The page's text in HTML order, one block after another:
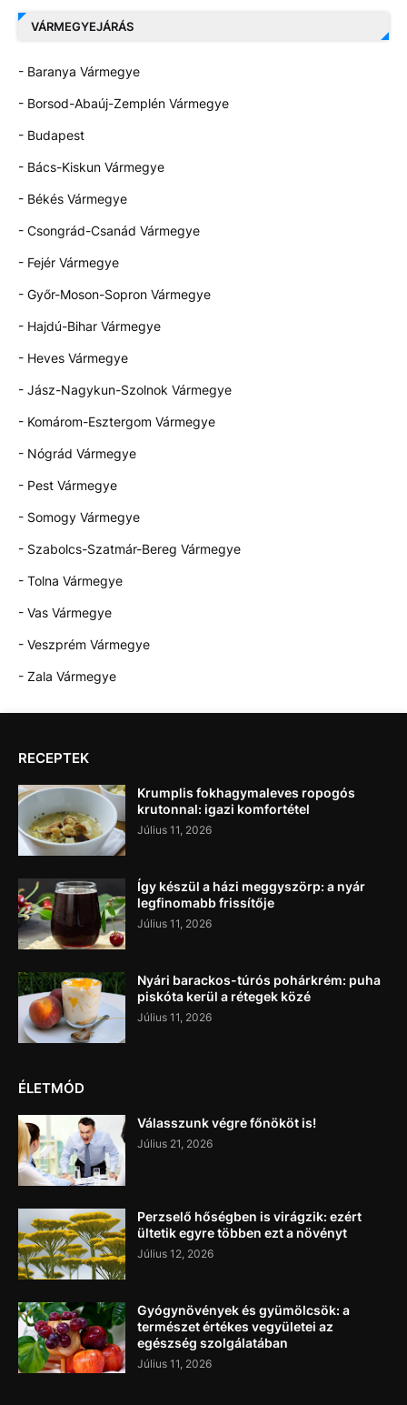
VÁRMEGYEJÁRÁS
- Baranya Vármegye
- Borsod-Abaúj-Zemplén Vármegye
- Budapest
- Bács-Kiskun Vármegye
- Békés Vármegye
- Csongrád-Csanád Vármegye
- Fejér Vármegye
- Győr-Moson-Sopron Vármegye
- Hajdú-Bihar Vármegye
- Heves Vármegye
- Jász-Nagykun-Szolnok Vármegye
- Komárom-Esztergom Vármegye
- Nógrád Vármegye
- Pest Vármegye
- Somogy Vármegye
- Szabolcs-Szatmár-Bereg Vármegye
- Tolna Vármegye
- Vas Vármegye
- Veszprém Vármegye
- Zala Vármegye
RECEPTEK
Krumplis fokhagymaleves ropogós
krutonnal: igazi komfortétel
Július 11, 2026
Így készül a házi meggyszörp: a nyár
legfinomabb frissítője
Július 11, 2026
Nyári barackos-túrós pohárkrém: puha
piskóta kerül a rétegek közé
Július 11, 2026
ÉLETMÓD
Válasszunk végre főnököt is!
Július 21, 2026
Perzselő hőségben is virágzik: ezért
ültetik egyre többen ezt a növényt
Július 12, 2026
Gyógynövények és gyümölcsök: a
természet értékes vegyületei az
egészség szolgálatában
Július 11, 2026